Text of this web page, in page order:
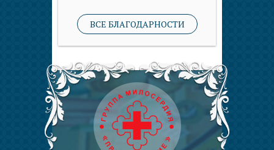
ВСЕ БЛАГОДАРНОСТИ